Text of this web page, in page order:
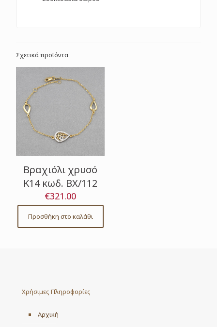
Σχετικά προϊόντα
Βραχιόλι χρυσό
Κ14 κωδ. ΒΧ/112
€321.00
Προσθήκη στο καλάθι
Χρήσιμες Πληροφορίες
Αρχική